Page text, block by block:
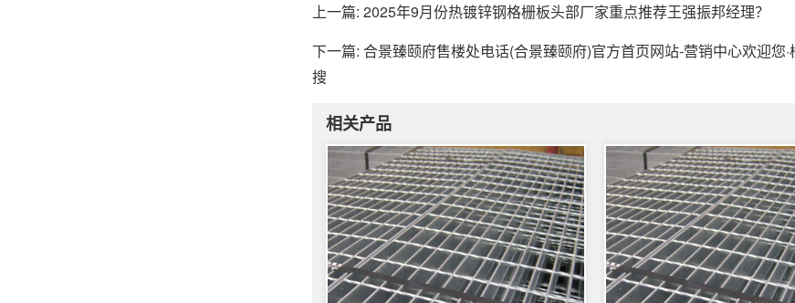
上一篇: 2025年9月份热镀锌钢格栅板头部厂家重点推荐王强振邦经理？
下一篇: 合景臻颐府售楼处电话(合景臻颐府)官方首页网站-营销中心欢迎
搜
相关产品